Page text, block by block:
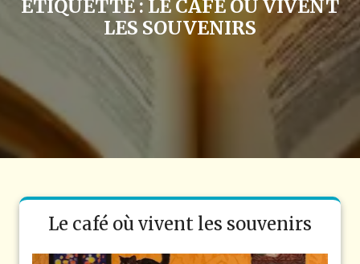
ÉTIQUETTE : LE CAFÉ OÙ VIVENT
LES SOUVENIRS
Le café où vivent les souvenirs